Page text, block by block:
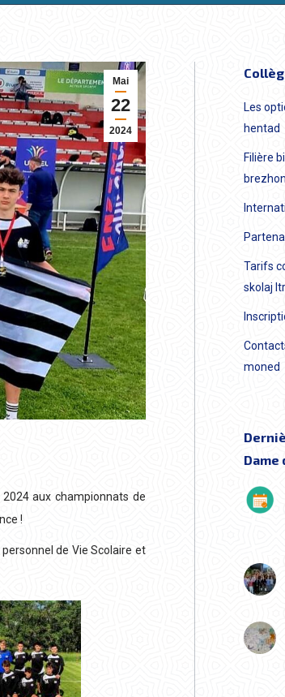
Mai
22
2024
aux championnats de
!
personnel de Vie Scolaire et
Les
hentad
Filière
Tarifs
skolaj
moned
Dame